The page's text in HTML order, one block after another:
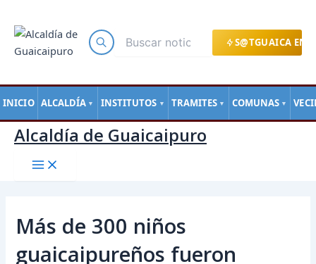
S@TGUAICA EN
INICIO ALCALDÍA ▼ INSTITUTOS ▼ TRAMITES ▼ COMUNAS ▼
contenido
Alcaldía de Guaicaipuro
Más de 300 niños
guaicaipureños fueron
de
entradas